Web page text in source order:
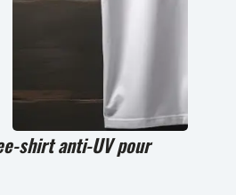
shirt anti-UV pour